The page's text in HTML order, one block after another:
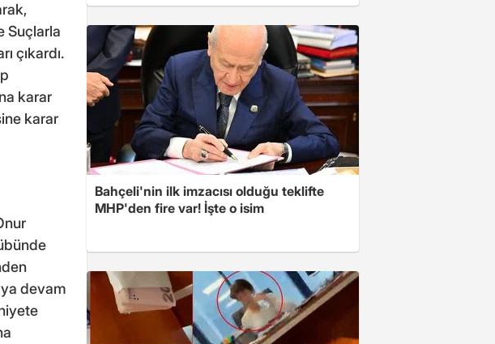
Suçlarla
çıkardı.
karar
karar
devam
Bahçeli'nin ilk imzacısı olduğu teklifte
MHP'den fire var! İşte o isim